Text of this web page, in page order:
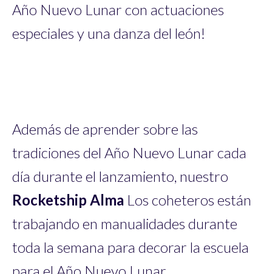
Año Nuevo Lunar con actuaciones
especiales y una danza del león!
Además de aprender sobre las
tradiciones del Año Nuevo Lunar cada
día durante el lanzamiento, nuestro
Rocketship Alma Los coheteros están
trabajando en manualidades durante
toda la semana para decorar la escuela